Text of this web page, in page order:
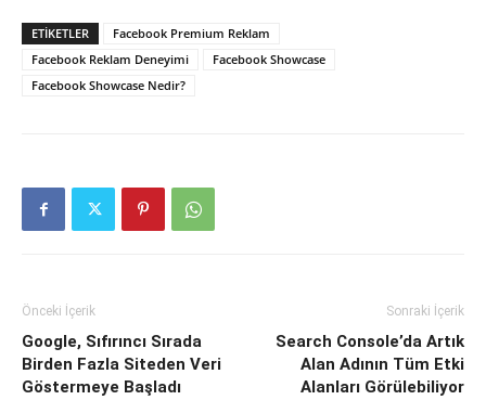
ETIKETLER
Facebook Premium Reklam
Facebook Reklam Deneyimi
Facebook Showcase
Facebook Showcase Nedir?
Önceki İçerik
Google, Sıfırıncı Sırada
Birden Fazla Siteden Veri
Göstermeye Başladı
Sonraki İçerik
Search Console’da Artık
Alan Adının Tüm Etki
Alanları Görülebiliyor